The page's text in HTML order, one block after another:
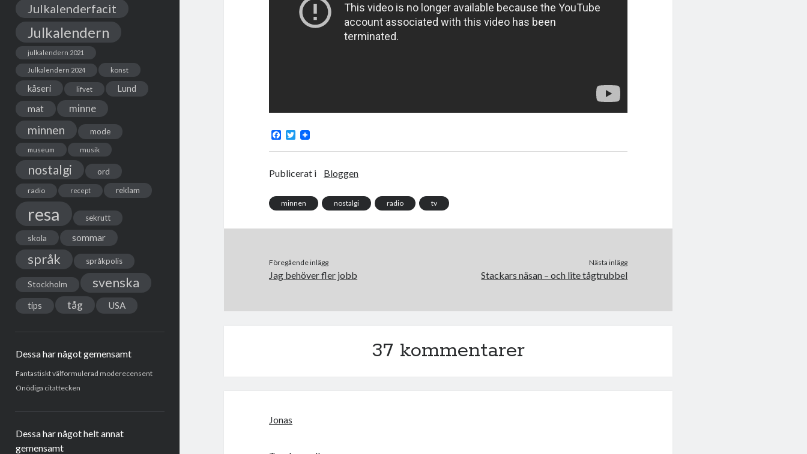
Julkalenderfacit
Julkalendern
julkalendern 2021
Julkalendern 2024 konst
kåseri lifvet Lund
mat minne
minnen mode
museum musik
nostalgi ord
radio recept reklam
resa sekrutt
skola sommar
språk språkpolis
Stockholm svenska
tips tåg USA
Dessa har något gemensamt
Fantastiskt välformulerad moderecensent
Onödiga citattecken
Dessa har något helt annat
gemensamt
F
c
b
k
T
i
t
Publicerat i Bloggen
minnen nostalgi radio tv
Föregående inlägg
Jag behöver fler jobb
Nästa inlägg
Stackars näsan – och lite tågtrubbel
37 kommentarer
Jonas